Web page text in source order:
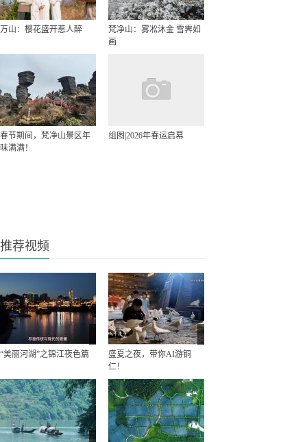
万山：樱花盛开惹人醉
梵净山：雾凇沐金 雪霁如
画
春节期间，梵净山景区年
味满满！
组图|2026年春运启幕
推荐视频
“美丽河湖”之锦江夜色篇
盛夏之夜，带你AI游铜
仁！